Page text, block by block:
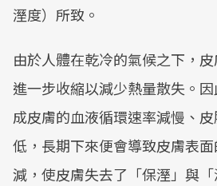
溼度）所致。
由於人體在乾冷的氣候之下，
進一步收縮以減少熱量散失。
成皮膚的血液循環速率減慢、
低，長期下來便會導致皮膚表
減，使皮膚失去了「保溼」與